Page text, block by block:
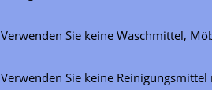
Verwenden Sie keine Waschmittel,
Verwenden Sie keine